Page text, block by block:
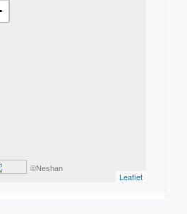
Leaflet
©Neshan